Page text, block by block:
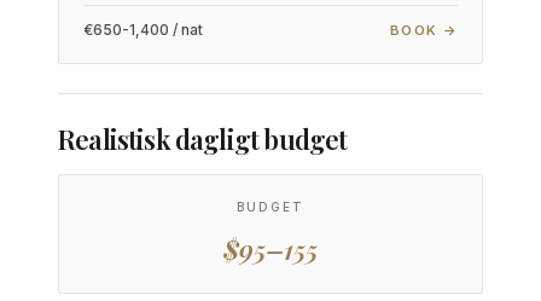
€650-1,400 / nat BOOK →
Realistisk dagligt budget
BUDGET
$95–155